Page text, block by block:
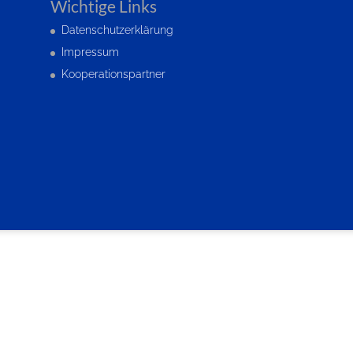
Wichtige Links
Datenschutzerklärung
Impressum
Kooperationspartner